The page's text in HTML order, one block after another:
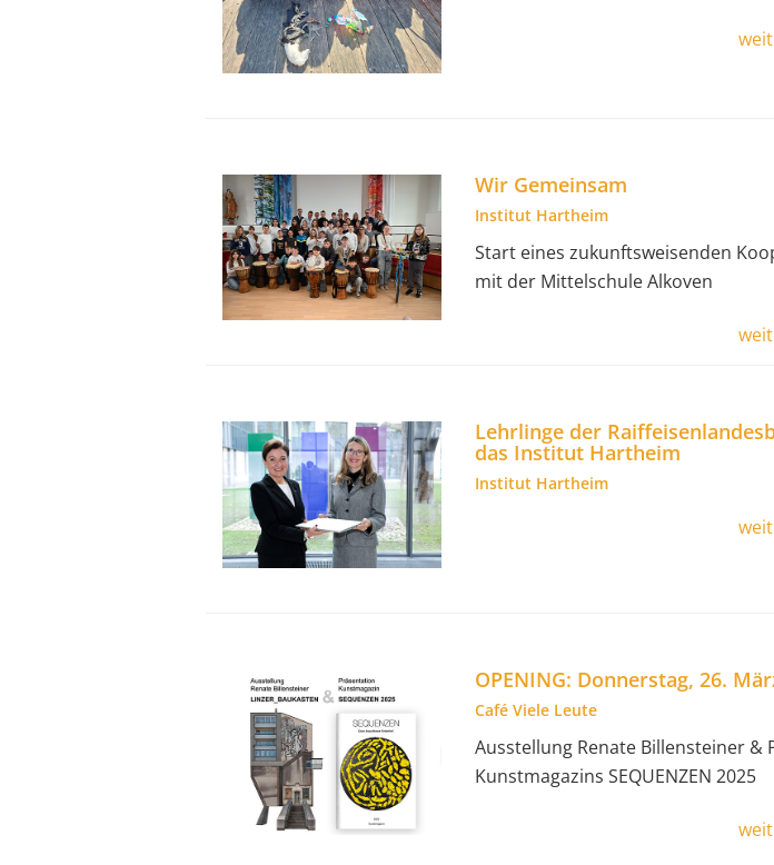
Wir Gemeinsam
Institut Hartheim
Start eines zukunftsweisenden
mit der Mittelschule Alkoven
Lehrlinge der
das Institut Hartheim
Institut Hartheim
OPENING: Donnerstag, 26.
Café Viele Leute
Ausstellung Renate Billensteiner &
Kunstmagazins SEQUENZEN 2025